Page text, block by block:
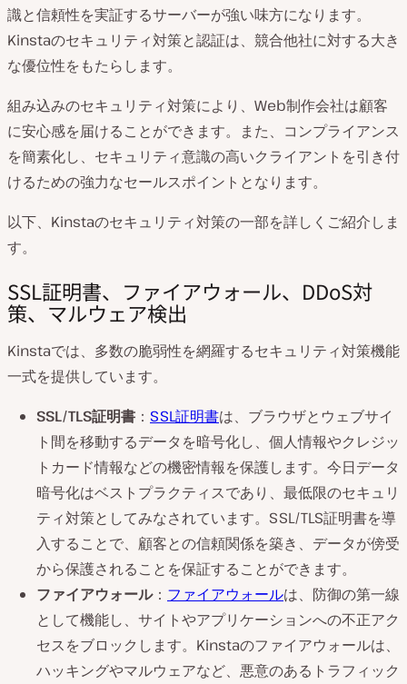
識と信頼性を実証するサーバーが強い味方になります。
Kinstaのセキュリティ対策と認証は、競合他社に対する大き
な優位性をもたらします。
組み込みのセキュリティ対策により、Web制作会社は顧客
に安心感を届けることができます。また、コンプライアンス
を簡素化し、セキュリティ意識の高いクライアントを引き付
けるための強力なセールスポイントとなります。
以下、Kinstaのセキュリティ対策の一部を詳しくご紹介しま
す。
SSL証明書、ファイアウォール、DDoS対
策、マルウェア検出
Kinstaでは、多数の脆弱性を網羅するセキュリティ対策機能
一式を提供しています。
SSL/TLS証明書 ： SSL証明書は、ブラウザとウェブサイ
ト間を移動するデータを暗号化し、個人情報やクレジッ
トカード情報などの機密情報を保護します。今日データ
暗号化はベストプラクティスであり、最低限のセキュリ
ティ対策としてみなされています。SSL/TLS証明書を導
入することで、顧客との信頼関係を築き、データが傍受
から保護されることを保証することができます。
ファイアウォール： ファイアウォールは、防御の第一線
として機能し、サイトやアプリケーションへの不正アク
セスをブロックします。Kinstaのファイアウォールは、
ハッキングやマルウェアなど、悪意のあるトラフィック